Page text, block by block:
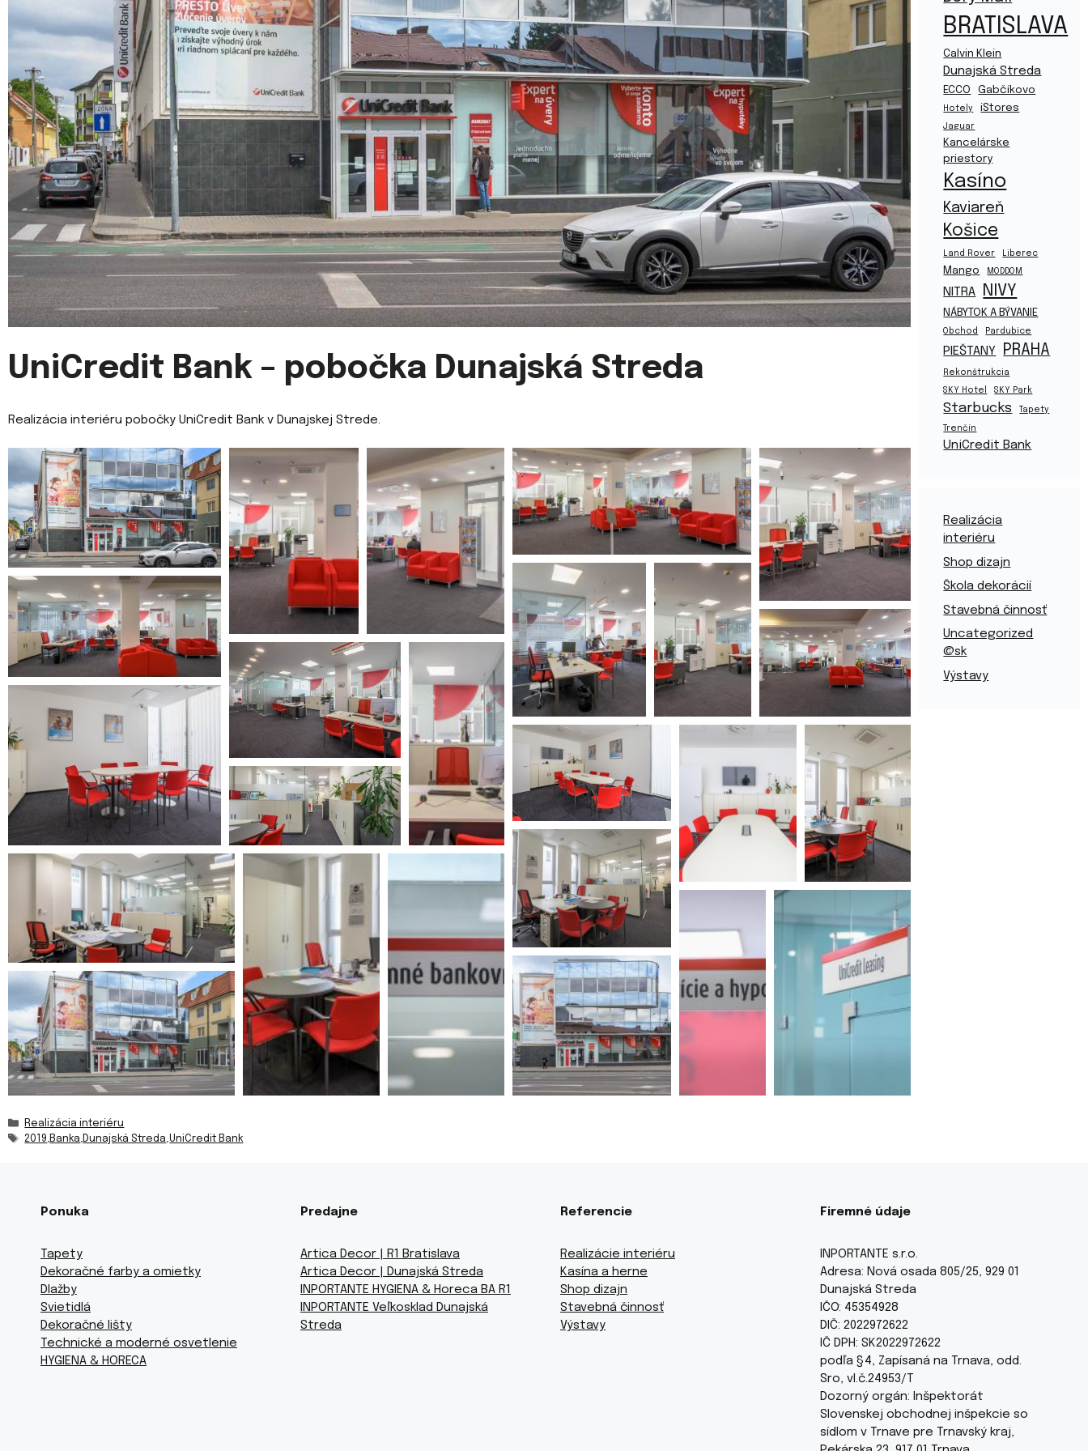
UniCredit Bank – pobočka Dunajská Streda
Realizácia interiéru pobočky UniCredit Bank v Dunajskej Strede.
Kategórie
Realizácia interiéru
Značky
2019,Banka,Dunajská Streda,UniCredit Bank
BRATISLAVA
Calvin Klein
Dunajská Streda
ECCO Gabčíkovo
Hotely iStores
Jaguar
Kancelárske
priestory
Kasíno
Kaviareň
Košice
Land Rover Liberec
Mango MODDOM
NITRA NIVY
NÁBYTOK A BÝVANIE
Obchod Pardubice
PIEŠTANY PRAHA
Rekonštrukcia
SKY Hotel
SKY Park
Starbucks Tapety
Trenčín
UniCredit Bank
Realizácia
interiéru
Shop dizajn
Škola dekorácií
Stavebná činnosť
Uncategorized
@sk
Výstavy
Ponuka
Tapety
Dekoračné farby a omietky
Dlažby
Svietidlá
Dekoračné lišty
Technické a moderné osvetlenie
HYGIENA & HORECA
Predajne
Artica Decor | R1 Bratislava
Artica Decor | Dunajská Streda
INPORTANTE HYGIENA & Horeca BA R1
INPORTANTE Veľkosklad Dunajská
Streda
Referencie
Realizácie interiéru
Kasína a herne
Shop dizajn
Stavebná činnosť
Výstavy
Firemné údaje
INPORTANTE s.r.o.
Adresa: Nová osada 805/25, 929 01
Dunajská Streda
IČO: 45354928
DIČ: 2022972622
IČ DPH: SK2022972622
podľa §4, Zapísaná na Trnava, odd.
Sro, vl.č.24953/T
Dozorný orgán: Inšpektorát
Slovenskej obchodnej inšpekcie so
sídlom v Trnave pre Trnavský kraj,